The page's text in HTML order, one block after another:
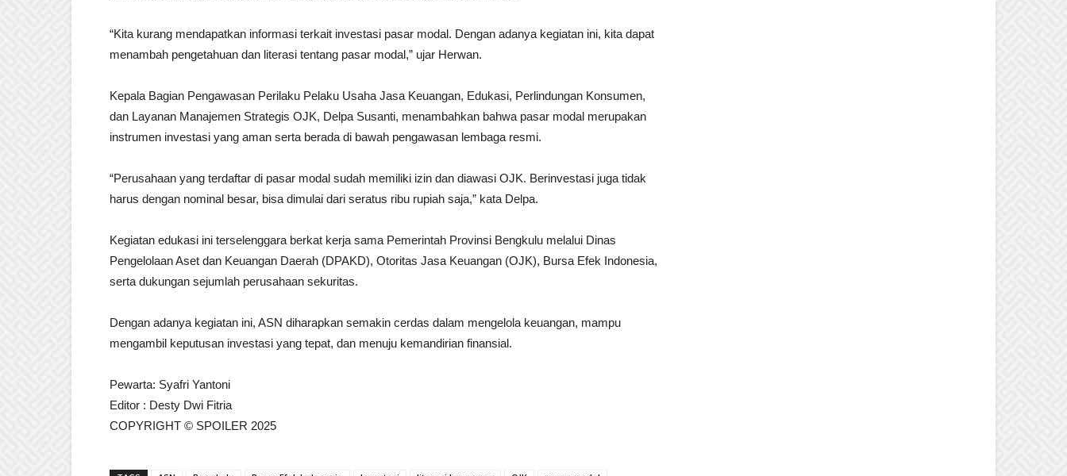
“Kita kurang mendapatkan informasi terkait investasi pasar modal. Dengan adanya kegiatan ini, kita dapat
menambah pengetahuan dan literasi tentang pasar modal,” ujar Herwan.
Kepala Bagian Pengawasan Perilaku Pelaku Usaha Jasa Keuangan, Edukasi, Perlindungan Konsumen,
dan Layanan Manajemen Strategis OJK, Delpa Susanti, menambahkan bahwa pasar modal merupakan
instrumen investasi yang aman serta berada di bawah pengawasan lembaga resmi.
“Perusahaan yang terdaftar di pasar modal sudah memiliki izin dan diawasi OJK. Berinvestasi juga tidak
harus dengan nominal besar, bisa dimulai dari seratus ribu rupiah saja,” kata Delpa.
Kegiatan edukasi ini terselenggara berkat kerja sama Pemerintah Provinsi Bengkulu melalui Dinas
Pengelolaan Aset dan Keuangan Daerah (DPAKD), Otoritas Jasa Keuangan (OJK), Bursa Efek Indonesia,
serta dukungan sejumlah perusahaan sekuritas.
Dengan adanya kegiatan ini, ASN diharapkan semakin cerdas dalam mengelola keuangan, mampu
mengambil keputusan investasi yang tepat, dan menuju kemandirian finansial.
Pewarta: Syafri Yantoni
Editor : Desty Dwi Fitria
COPYRIGHT © SPOILER 2025